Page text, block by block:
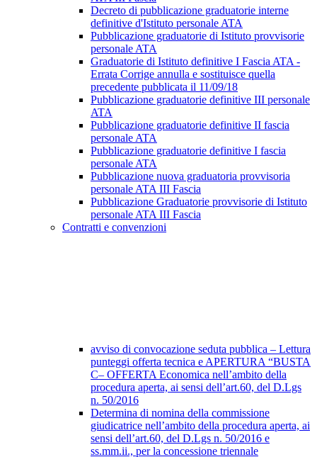
Decreto di pubblicazione graduatorie interne
definitive d'Istituto personale ATA
Pubblicazione graduatorie di Istituto provvisorie
personale ATA
Graduatorie di Istituto definitive I Fascia ATA -
Errata Corrige annulla e sostituisce quella
precedente pubblicata il 11/09/18
Pubblicazione graduatorie definitive III personale
ATA
Pubblicazione graduatorie definitive II fascia
personale ATA
Pubblicazione graduatorie definitive I fascia
personale ATA
Pubblicazione nuova graduatoria provvisoria
personale ATA III Fascia
Pubblicazione Graduatorie provvisorie di Istituto
personale ATA III Fascia
Contratti e convenzioni
avviso di convocazione seduta pubblica – Lettura
punteggi offerta tecnica e APERTURA “BUSTA
C– OFFERTA Economica nell’ambito della
procedura aperta, ai sensi dell’art.60, del D.Lgs
n. 50/2016
Determina di nomina della commissione
giudicatrice nell’ambito della procedura aperta, ai
sensi dell’art.60, del D.Lgs n. 50/2016 e
ss.mm.ii., per la concessione triennale